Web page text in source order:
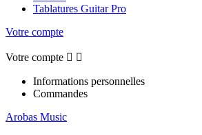
Tablatures Guitar Pro
Votre compte
Votre compte  
Informations personnelles
Commandes
Arobas Music